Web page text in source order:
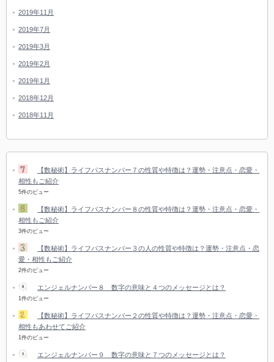
2019年11月
2019年7月
2019年3月
2019年2月
2019年1月
2018年12月
2018年11月
【数秘術】ライフパスナンバー７の性質や特徴は？運勢・注意点・恋愛・
相性もご紹介
5件のビュー
【数秘術】ライフパスナンバー８の性質や特徴は？運勢・注意点・恋愛・
相性もご紹介
3件のビュー
【数秘術】ライフパスナンバー３の人の性質や特徴は？運勢・注意点・恋
愛・相性もご紹介
2件のビュー
エンジェルナンバー８ 数字の意味と４つのメッセージとは？
1件のビュー
【数秘術】ライフパスナンバー２の性質や特徴は？運勢・注意点・恋愛・
相性もあわせてご紹介
1件のビュー
エンジェルナンバー９ 数字の意味と７つのメッセージとは？